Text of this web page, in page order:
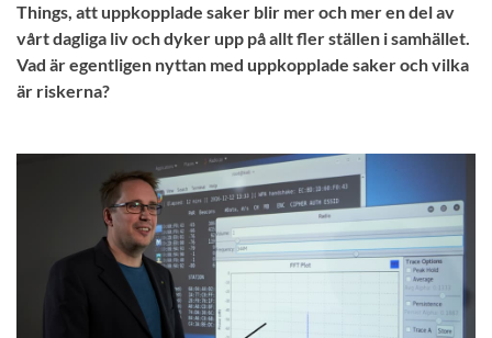
Things, att uppkopplade saker blir mer och mer en del av
vårt dagliga liv och dyker upp på allt fler ställen i samhället.
Vad är egentligen nyttan med uppkopplade saker och vilka
är riskerna?